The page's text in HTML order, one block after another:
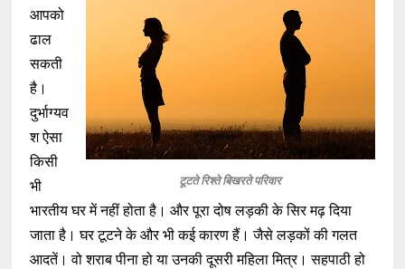
टूटते रिश्ते बिखरते परिवार
आपको
ढाल
सकती
है।
दुर्भाग्यव
श ऐसा
किसी
भी
भारतीय घर में नहीं होता है। और पूरा दोष लड़की के सिर मढ़ दिया
जाता है। घर टूटने के और भी कई कारण हैं। जैसे लड़कों की गलत
आदतें। वो शराब पीना हो या उनकी दूसरी महिला मित्र। सहपाठी हो